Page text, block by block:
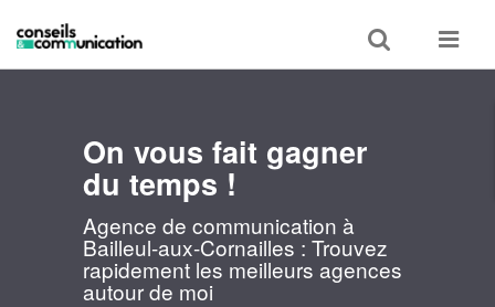
Toggle
search
Toggle
On vous fait gagner
du temps !
Agence de communication à
Bailleul-aux-Cornailles : Trouvez
rapidement les meilleurs agences
autour de moi